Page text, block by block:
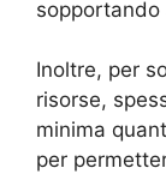
Inoltre, per
risorse,
minima
per